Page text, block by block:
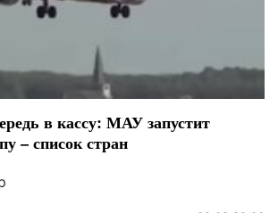
в кассу: МАУ запустит
– список стран